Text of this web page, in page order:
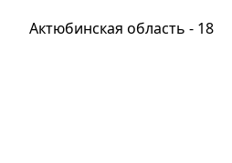
Актюбинская область - 18